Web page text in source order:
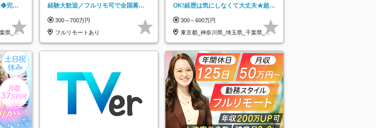
完全
県_大
経験大歓迎／フルリモ可で全国募
★
300～700万円
フルリモートあり
OK!経歴は気にしなくて大丈夫★超大
300～600万円
東京都_神奈川県_埼玉県_千葉県_大
阪府…